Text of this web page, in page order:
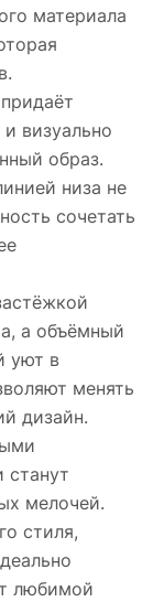
материала
визуально
образ.
низа не
сочетать
а объёмный
уют в
менять
дизайн.
станут
мелочей.
стиля,
любимой